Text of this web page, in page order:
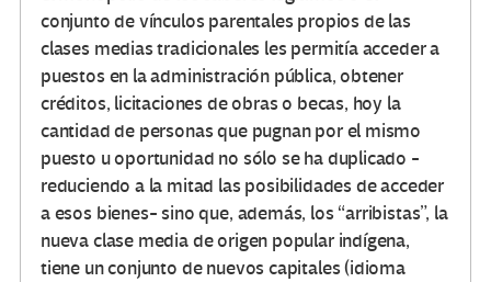
conjunto de vínculos parentales propios de las
clases medias tradicionales les permitía acceder a
puestos en la administración pública, obtener
créditos, licitaciones de obras o becas, hoy la
cantidad de personas que pugnan por el mismo
puesto u oportunidad no sólo se ha duplicado -
reduciendo a la mitad las posibilidades de acceder
a esos bienes- sino que, además, los “arribistas”, la
nueva clase media de origen popular indígena,
tiene un conjunto de nuevos capitales (idioma